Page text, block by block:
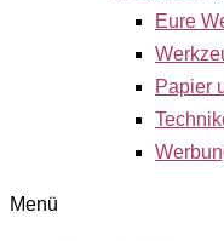
Eure
Papier
Menü